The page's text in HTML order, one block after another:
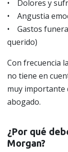
• Dolores y
• Angustia
• Gastos
querido)
Con frecuencia
no tiene en
muy importante
abogado.
¿Por qué
Morgan?